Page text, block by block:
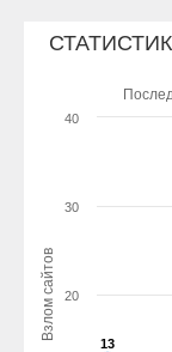
Взлом сайтов
13
13
20
30
40